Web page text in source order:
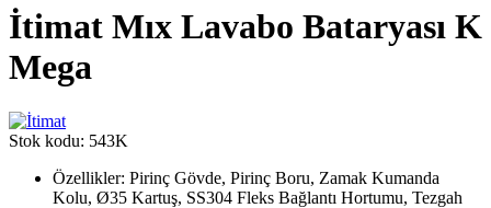
İtimat Mıx Lavabo Bataryası K
Mega
Stok kodu: 543K
Özellikler: Pirinç Gövde, Pirinç Boru, Zamak Kumanda
Kolu, Ø35 Kartuş, SS304 Fleks Bağlantı Hortumu, Tezgah